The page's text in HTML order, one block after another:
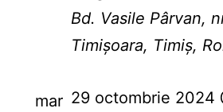
Bd. Vasile Pârvan,
Timișoara, Timiș,
mar 29 octombrie 2024